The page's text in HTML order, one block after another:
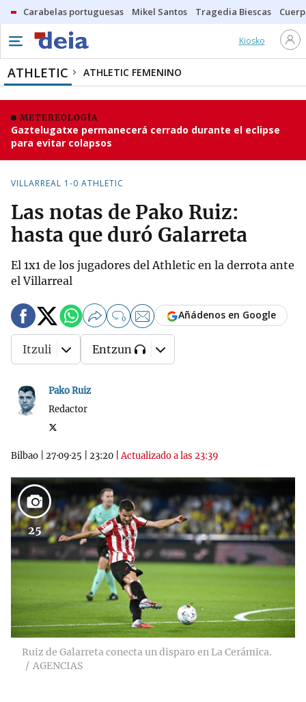
Carabelas portuguesas Mikel Santos Tragedia Biescas
Kiosko
ATHLETIC ATHLETIC FEMENINO
METEREOLOGÍA
Gaztelugatxe permanecerá cerrado durante el eclipse
para evitar colapsos
VILLARREAL 1-0 ATHLETIC
Las notas de Pako Ruiz:
hasta que duró Galarreta
El 1x1 de los jugadores del Athletic en la derrota ante
el Villarreal
Pako Ruiz
Redactor
Bilbao 27·09·25 23:20 |Actualizado a las 23:39
0 Añádenos en Google
Itzuli Entzun
25
Ruiz de Galarreta conecta un disparo en La Cerámica.
AGENCIAS